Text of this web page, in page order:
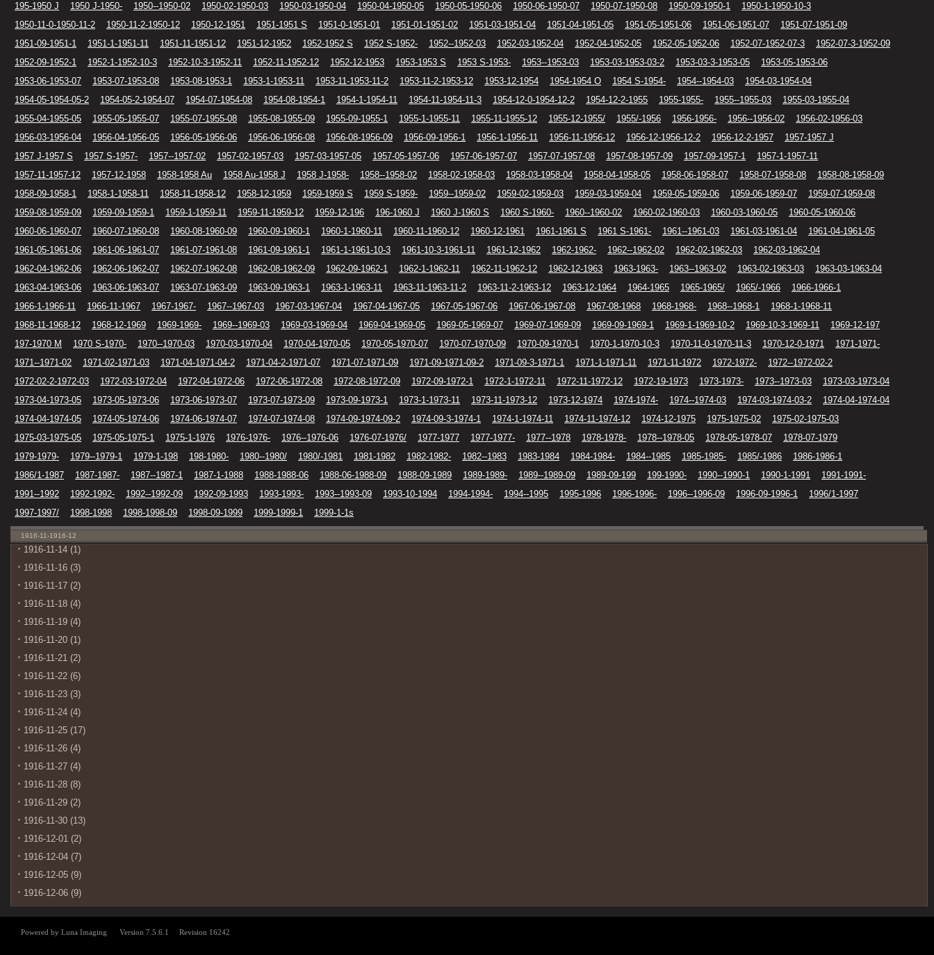
195-1950 J
1950 J-1950- 1950--1950-02 1950-02-1950-03 1950-03-1950-04 1950-04-1950-05 1950-05-1950-06 1950-06-1950-07 1950-07-1950-08 1950-09-1950-1
1950-1-1950-10-3
1950-11-0-1950-11-2
1950-11-2-1950-12 1950-12-1951 1951-1951 S 1951-0-1951-01 1951-01-1951-02 1951-03-1951-04 1951-04-1951-05 1951-05-1951-06 1951-06-1951-07
1951-07-1951-09
1951-09-1951-1
1951-1-1951-11 1951-11-1951-12 1951-12-1952 1952-1952 S 1952 S-1952- 1952--1952-03 1952-03-1952-04 1952-04-1952-05 1952-05-1952-06 1952-07-1952-07-3
1952-07-3-1952-09
1952-09-1952-1
1952-1-1952-10-3 1952-10-3-1952-11 1952-11-1952-12 1952-12-1953 1953-1953 S 1953 S-1953- 1953--1953-03 1953-03-1953-03-2 1953-03-3-1953-05
1953-05-1953-06
1953-06-1953-07
1953-07-1953-08 1953-08-1953-1 1953-1-1953-11 1953-11-1953-11-2 1953-11-2-1953-12 1953-12-1954 1954-1954 O 1954 S-1954- 1954--1954-03
1954-03-1954-04
1954-05-1954-05-2
1954-05-2-1954-07 1954-07-1954-08 1954-08-1954-1 1954-1-1954-11 1954-11-1954-11-3 1954-12-0-1954-12-2 1954-12-2-1955 1955-1955- 1955--1955-03
1955-03-1955-04
1955-04-1955-05
1955-05-1955-07 1955-07-1955-08 1955-08-1955-09 1955-09-1955-1 1955-1-1955-11 1955-11-1955-12 1955-12-1955/ 1955/-1956 1956-1956- 1956--1956-02
1956-02-1956-03
1956-03-1956-04
1956-04-1956-05 1956-05-1956-06 1956-06-1956-08 1956-08-1956-09 1956-09-1956-1 1956-1-1956-11 1956-11-1956-12 1956-12-1956-12-2 1956-12-2-1957
1957-1957 J
1957 J-1957 S
1957 S-1957- 1957--1957-02 1957-02-1957-03 1957-03-1957-05 1957-05-1957-06 1957-06-1957-07 1957-07-1957-08 1957-08-1957-09 1957-09-1957-1
1957-1-1957-11
1957-11-1957-12
1957-12-1958 1958-1958 Au 1958 Au-1958 J 1958 J-1958- 1958--1958-02 1958-02-1958-03 1958-03-1958-04 1958-04-1958-05 1958-06-1958-07 1958-07-1958-08
1958-08-1958-09
1958-09-1958-1
1958-1-1958-11 1958-11-1958-12 1958-12-1959 1959-1959 S 1959 S-1959- 1959--1959-02 1959-02-1959-03 1959-03-1959-04 1959-05-1959-06 1959-06-1959-07
1959-07-1959-08
1959-08-1959-09
1959-09-1959-1 1959-1-1959-11 1959-11-1959-12 1959-12-196 196-1960 J 1960 J-1960 S 1960 S-1960- 1960--1960-02 1960-02-1960-03 1960-03-1960-05
1960-05-1960-06
1960-06-1960-07
1960-07-1960-08 1960-08-1960-09 1960-09-1960-1 1960-1-1960-11 1960-11-1960-12 1960-12-1961 1961-1961 S 1961 S-1961- 1961--1961-03 1961-03-1961-04
1961-04-1961-05
1961-05-1961-06
1961-06-1961-07 1961-07-1961-08 1961-09-1961-1 1961-1-1961-10-3 1961-10-3-1961-11 1961-12-1962 1962-1962- 1962--1962-02 1962-02-1962-03
1962-03-1962-04
1962-04-1962-06
1962-06-1962-07 1962-07-1962-08 1962-08-1962-09 1962-09-1962-1 1962-1-1962-11 1962-11-1962-12 1962-12-1963 1963-1963- 1963--1963-02 1963-02-1963-03
1963-03-1963-04
1963-04-1963-06
1963-06-1963-07 1963-07-1963-09 1963-09-1963-1 1963-1-1963-11 1963-11-1963-11-2 1963-11-2-1963-12 1963-12-1964 1964-1965 1965-1965/ 1965/-1966
1966-1966-1
1966-1-1966-11
1966-11-1967 1967-1967- 1967--1967-03 1967-03-1967-04 1967-04-1967-05 1967-05-1967-06 1967-06-1967-08 1967-08-1968 1968-1968- 1968--1968-1
1968-1-1968-11
1968-11-1968-12
1968-12-1969 1969-1969- 1969--1969-03 1969-03-1969-04 1969-04-1969-05 1969-05-1969-07 1969-07-1969-09 1969-09-1969-1 1969-1-1969-10-2 1969-10-3-1969-11
1969-12-197
197-1970 M
1970 S-1970- 1970--1970-03 1970-03-1970-04 1970-04-1970-05 1970-05-1970-07 1970-07-1970-09 1970-09-1970-1 1970-1-1970-10-3 1970-11-0-1970-11-3 1970-12-0-1971
1971-1971-
1971--1971-02
1971-02-1971-03 1971-04-1971-04-2 1971-04-2-1971-07 1971-07-1971-09 1971-09-1971-09-2 1971-09-3-1971-1 1971-1-1971-11 1971-11-1972 1972-1972-
1972--1972-02-2
1972-02-2-1972-03
1972-03-1972-04 1972-04-1972-06 1972-06-1972-08 1972-08-1972-09 1972-09-1972-1 1972-1-1972-11 1972-11-1972-12 1972-19-1973 1973-1973- 1973--1973-03
1973-03-1973-04
1973-04-1973-05
1973-05-1973-06 1973-06-1973-07 1973-07-1973-09 1973-09-1973-1 1973-1-1973-11 1973-11-1973-12 1973-12-1974 1974-1974- 1974--1974-03 1974-03-1974-03-2
1974-04-1974-04
1974-04-1974-05
1974-05-1974-06 1974-06-1974-07 1974-07-1974-08 1974-09-1974-09-2 1974-09-3-1974-1 1974-1-1974-11 1974-11-1974-12 1974-12-1975 1975-1975-02
1975-02-1975-03
1975-03-1975-05
1975-05-1975-1 1975-1-1976 1976-1976- 1976--1976-06 1976-07-1976/ 1977-1977 1977-1977- 1977--1978 1978-1978- 1978--1978-05 1978-05-1978-07
1978-07-1979
1979-1979-
1979--1979-1 1979-1-198 198-1980- 1980--1980/ 1980/-1981 1981-1982 1982-1982- 1982--1983 1983-1984 1984-1984- 1984--1985 1985-1985- 1985/-1986
1986-1986-1
1986/1-1987
1987-1987- 1987--1987-1 1987-1-1988 1988-1988-06 1988-06-1988-09 1988-09-1989 1989-1989- 1989--1989-09 1989-09-199 199-1990- 1990--1990-1 1990-1-1991
1991-1991-
1991--1992
1992-1992- 1992--1992-09 1992-09-1993 1993-1993- 1993--1993-09 1993-10-1994 1994-1994- 1994--1995 1995-1996 1996-1996- 1996--1996-09 1996-09-1996-1
1996/1-1997
1997-1997/
1998-1998 1998-1998-09 1998-09-1999 1999-1999-1 1999-1-1s
1916-11-1916-12
1916-11-14 (1)
1916-11-16 (3)
1916-11-17 (2)
1916-11-18 (4)
1916-11-19 (4)
1916-11-20 (1)
1916-11-21 (2)
1916-11-22 (6)
1916-11-23 (3)
1916-11-24 (4)
1916-11-25 (17)
1916-11-26 (4)
1916-11-27 (4)
1916-11-28 (8)
1916-11-29 (2)
1916-11-30 (13)
1916-12-01 (2)
1916-12-04 (7)
1916-12-05 (9)
1916-12-06 (9)